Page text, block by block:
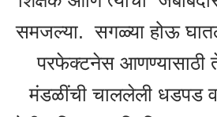
समजल्या. सगळ्या होऊ
परफेक्टनेस आणण्यासाठी
मंडळींची चाललेली धडपड